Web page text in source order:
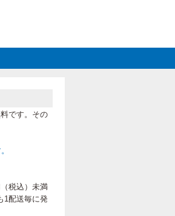
です。その
税込）未満
1配送毎に発